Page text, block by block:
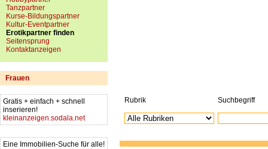
Tanzpartner
Kurse-Bildungspartner
Kultur-Eventpartner
Erotikpartner finden
Seitensprung
Kontaktanzeigen
Frauen
Gratis + einfach + schnell
inserieren!
kleinanzeigen.sodala.net
Eine Immobilien-Suche für alle!
Rubrik Suchbegriff